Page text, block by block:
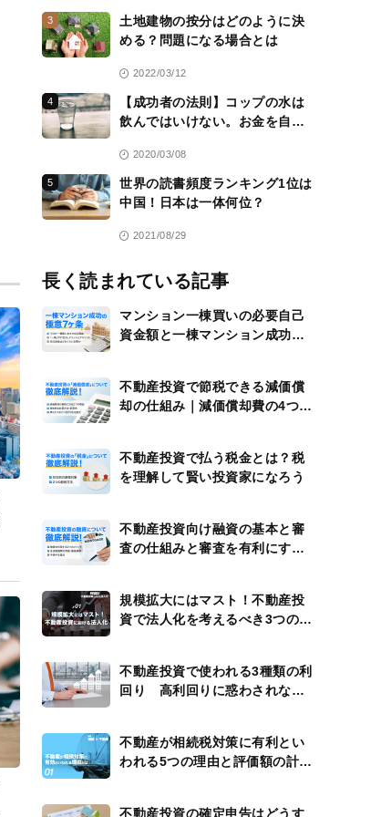
3
土地建物の按分はどのように決
める？問題になる場合とは
2022/03/12
4
【成功者の法則】コップの水は
飲んではいけない。お金を自分
える2020/03/08
5
世界の読書頻度ランキング1位は
中国！日本は一体何位？
2021/08/29
長く読まれている記事
マンション一棟買いの必要自己
資金額と一棟マンション成功の
不動産投資で節税できる減価償
却の仕組み｜減価償却費の4つの
不動産投資で払う税金とは？税
を理解して賢い投資家になろう
不動産投資向け融資の基本と審
査の仕組みと審査を有利にする
規模拡大にはマスト！不動産投
資で法人化を考えるべき3つのタ
不動産投資で使われる3種類の利
回り 高利回りに惑わされない
不動産が相続税対策に有利とい
われる5つの理由と評価額の計算
不動産投資の確定申告はどうす